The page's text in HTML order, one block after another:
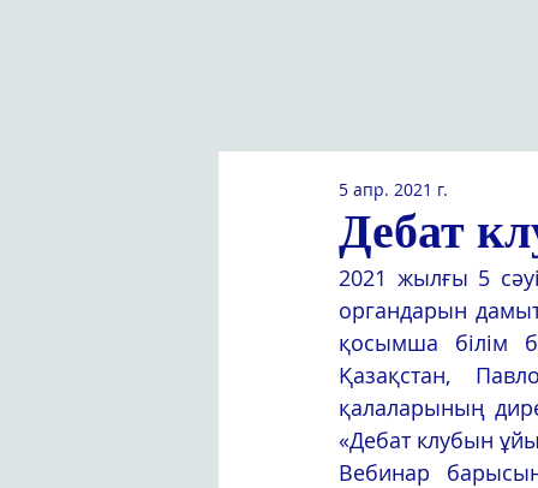
Дебат
5 апр. 2021 г.
2021 жылғы 5
органдарын
қосымша білім
Қазақстан,
қалаларының
«Дебат клубын
Вебинар